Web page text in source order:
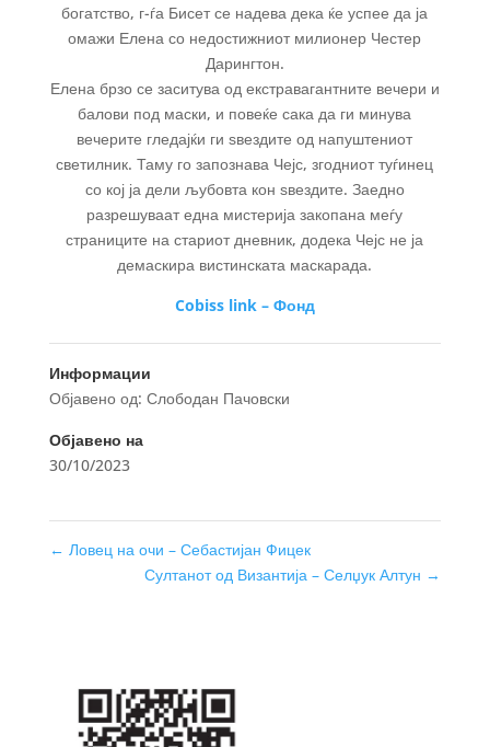
богатство, г-ѓа Бисет се надева дека ќе успее да ја
омажи Елена со недостижниот милионер Честер
Дарингтон.
Елена брзо се заситува од екстравагантните вечери и
балови под маски, и повеќе сака да ги минува
вечерите гледајќи ги ѕвездите од напуштениот
светилник. Таму го запознава Чејс, згодниот туѓинец
со кој ја дели љубовта кон ѕвездите. Заедно
разрешуваат една мистерија закопана меѓу
страниците на стариот дневник, додека Чејс не ја
демаскира вистинската маскарада.
Cobiss link – Фонд
Информации
Објавено од: Слободан Пачовски
Објавено на
30/10/2023
← Ловец на очи – Себастијан Фицек
Султанот од Византија – Селџук Алтун →